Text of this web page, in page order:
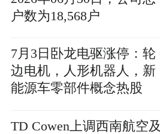
户数为18,568户
7月3日卧龙电驱涨停：轮
边电机，人形机器人，新
能源车零部件概念热股
TD Cowen上调西南航空及